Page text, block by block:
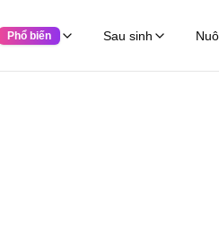
Phổ biến Sau sinh